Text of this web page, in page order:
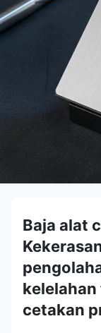
Baja alat
cetakan